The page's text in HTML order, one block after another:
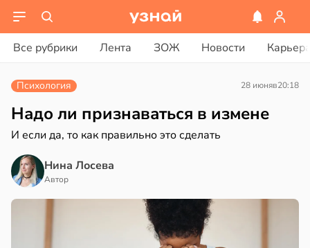
Все рубрики Лента ЗОЖ Новости
в13:55
Психология 28 июняв20:18
Надо ли признаваться в измене
И если да, то как правильно это сделать
Нина Лосева
Автор
16:23